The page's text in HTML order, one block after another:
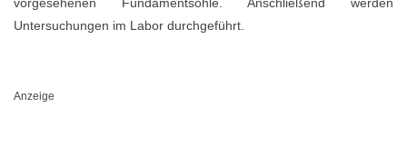
Untersuchungen im Labor durchgeführt.
Anzeige